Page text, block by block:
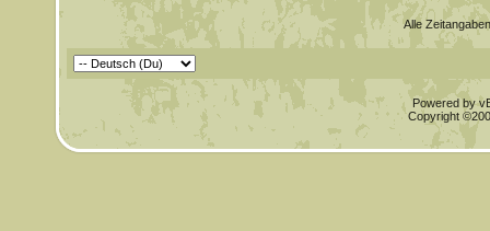
Alle
Powered by
Copyright